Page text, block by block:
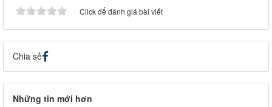
Click để đánh giá bài viết
Chia sẻ
Những tin mới hơn